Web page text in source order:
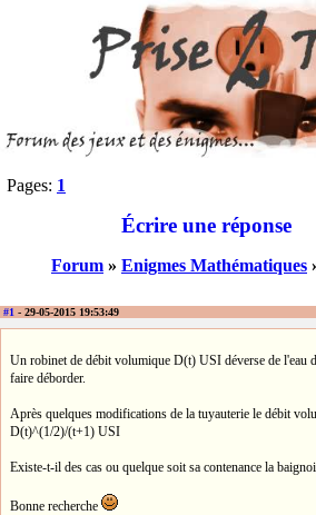
Pages: 1
Écrire une réponse
Forum » Enigmes Mathématiques
#1 - 29-05-2015 19:53:49
Un robinet de débit volumique D(t) USI déverse de l'eau
faire déborder.
Après quelques modifications de la tuyauterie le débit
D(t)^(1/2)/(t+1) USI
Existe-t-il des cas ou quelque soit sa contenance la
Bonne recherche